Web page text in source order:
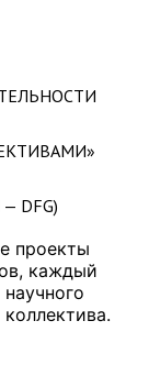
DFG)
проекты
каждый